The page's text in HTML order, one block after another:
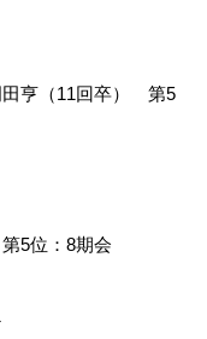
亨（11回卒） 第5
5位：8期会